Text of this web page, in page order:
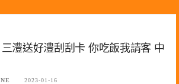
澧送好澧刮刮卡 你吃飯我請客 中
2023-01-16